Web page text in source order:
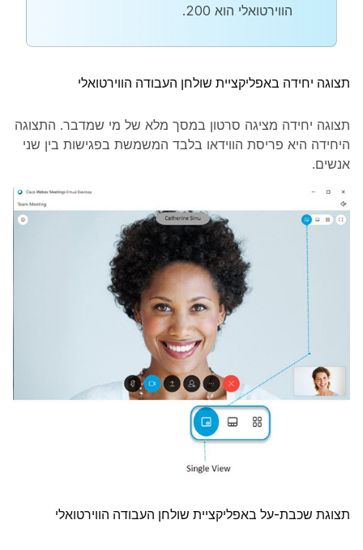
הווירטואלי הוא 200.
תצוגה יחידה באפליקציית שולחן העבודה הווירטואלי
תצוגה יחידה מציגה סרטון במסך מלא של מי שמדבר. התצוגה
היחידה היא פריסת הווידאו בלבד המשמשת בפגישות בין שני
אנשים.
תצוגת שכבת-על באפליקציית שולחן העבודה הווירטואלי